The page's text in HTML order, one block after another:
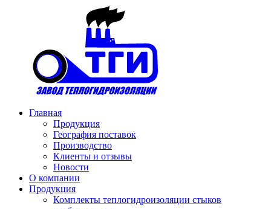
Главная
Продукция
География поставок
Производство
Клиенты и отзывы
Новости
О компании
Продукция
Комплекты теплогидроизоляции стыков